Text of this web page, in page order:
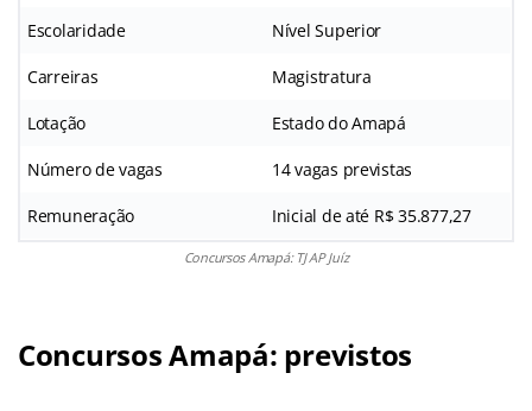
Escolaridade Nível Superior
Carreiras Magistratura
Lotação Estado do Amapá
Número de vagas 14 vagas previstas
Remuneração Inicial de até R$ 35.877,27
Concursos Amapá: TJ AP Juíz
Concursos Amapá: previstos